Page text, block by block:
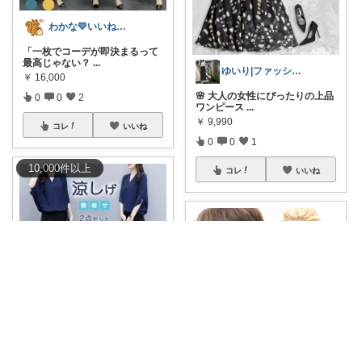
10,000件以上
わかな💛いいね＆フォローに感謝💛
「一枚でコーデが即決まるって
最高じゃない？ ...
￥ 16,000
0 0 2
コレ いいね
ゆいり|ファッション👗
🌸 大人の女性にぴったりの上品
ワンピース ...
￥ 9,990
0 0 1
コレ いいね